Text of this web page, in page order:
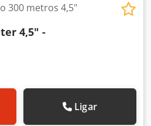
300 metros 4,5"
4,5" -
Ligar